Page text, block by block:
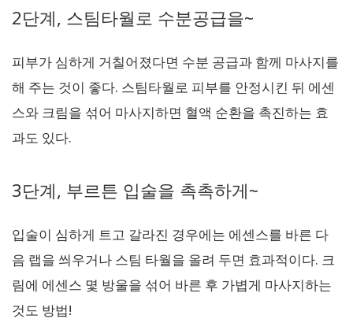
2단계, 스팀타월로 수분공급을~
피부가 심하게 거칠어졌다면 수분 공급과 함께 마사지를
해 주는 것이 좋다. 스팀타월로 피부를 안정시킨 뒤 에센
스와 크림을 섞어 마사지하면 혈액 순환을 촉진하는 효
과도 있다.
3단계, 부르튼 입술을 촉촉하게~
입술이 심하게 트고 갈라진 경우에는 에센스를 바른 다
음 랩을 씌우거나 스팀 타월을 올려 두면 효과적이다. 크
림에 에센스 몇 방울을 섞어 바른 후 가볍게 마사지하는
것도 방법!